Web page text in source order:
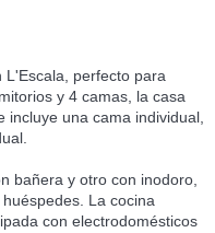
perfecto para
y 4 camas, la casa
una cama individual,
bañera y otro con inodoro,
La cocina
con electrodomésticos